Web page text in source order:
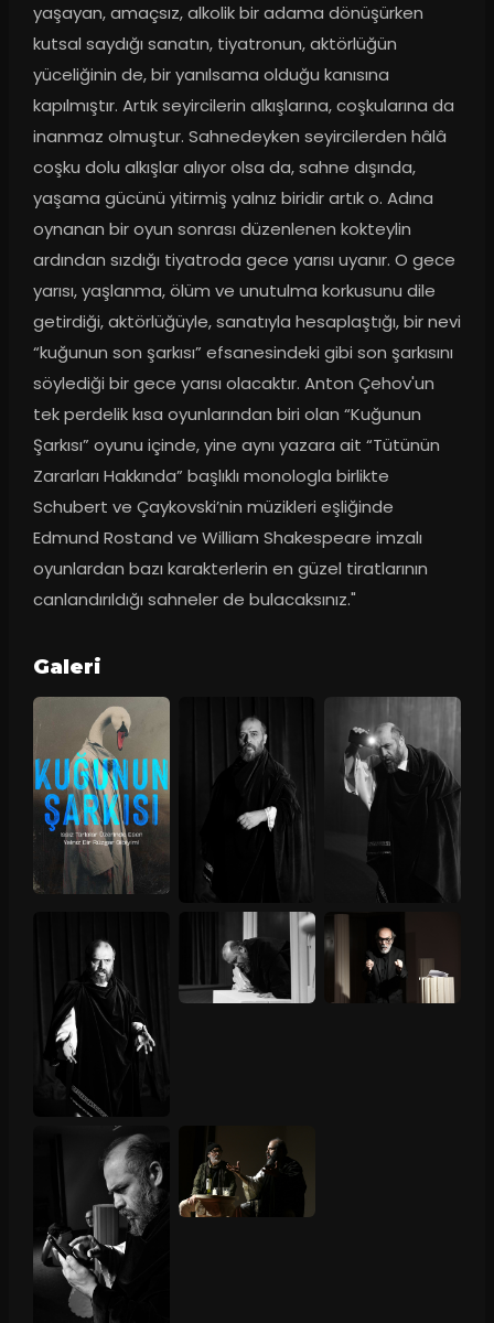
yaşayan, amaçsız, alkolik bir adama dönüşürken
kutsal saydığı sanatın, tiyatronun, aktörlüğün
yüceliğinin de, bir yanılsama olduğu kanısına
kapılmıştır. Artık seyircilerin alkışlarına, coşkularına da
inanmaz olmuştur. Sahnedeyken seyircilerden hâlâ
coşku dolu alkışlar alıyor olsa da, sahne dışında,
yaşama gücünü yitirmiş yalnız biridir artık o. Adına
oynanan bir oyun sonrası düzenlenen kokteylin
ardından sızdığı tiyatroda gece yarısı uyanır. O gece
yarısı, yaşlanma, ölüm ve unutulma korkusunu dile
getirdiği, aktörlüğüyle, sanatıyla hesaplaştığı, bir nevi
“kuğunun son şarkısı” efsanesindeki gibi son şarkısını
söylediği bir gece yarısı olacaktır. Anton Çehov'un
tek perdelik kısa oyunlarından biri olan “Kuğunun
Şarkısı” oyunu içinde, yine aynı yazara ait “Tütünün
Zararları Hakkında” başlıklı monologla birlikte
Schubert ve Çaykovski’nin müzikleri eşliğinde
Edmund Rostand ve William Shakespeare imzalı
oyunlardan bazı karakterlerin en güzel tiratlarının
canlandırıldığı sahneler de bulacaksınız."
Galeri